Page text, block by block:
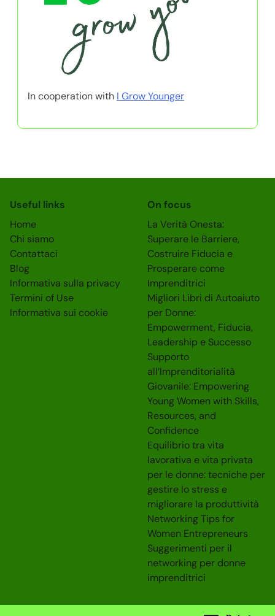
In cooperation with I Grow Younger
Useful links
Home
Chi siamo
Contattaci
Blog
Informativa sulla privacy
Termini of Use
Informativa sui cookie
On focus
La Verità Onesta:
Superare le Barriere,
Costruire Fiducia e
Prosperare come
Imprenditrici
Migliori Libri di Autoaiuto
per Donne:
Empowerment, Fiducia,
Leadership e Successo
Supporto
all’Imprenditorialità
Giovanile: Empowering
Young Women with Skills,
Resources, and
Confidence
Equilibrio tra vita
lavorativa e vita privata
per le donne: tecniche per
gestire lo stress e
migliorare la produttività
Networking Tips for
Women Entrepreneurs
Suggerimenti per il
networking per donne
imprenditrici